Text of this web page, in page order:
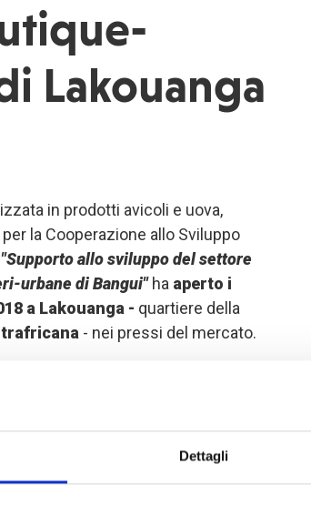
Dettagli
Lakouanga
in prodotti avicoli e uova,
la Cooperazione allo Sviluppo
"Supporto allo sviluppo del settore
urbane di Bangui" ha aperto i
a Lakouanga - quartiere della
- nei pressi del mercato.
avviata con l'obiettivo
all'interno della comunità di